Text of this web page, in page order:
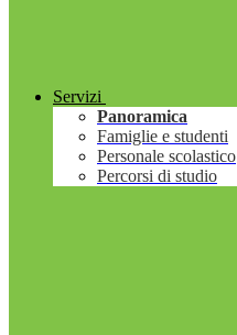
Servizi
Panoramica
Famiglie e studenti
Personale scolastico
Percorsi di studio